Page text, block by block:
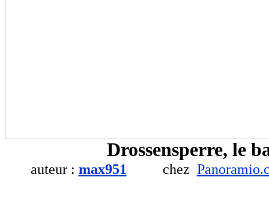
Drossensperre, le
auteur : max951 chez